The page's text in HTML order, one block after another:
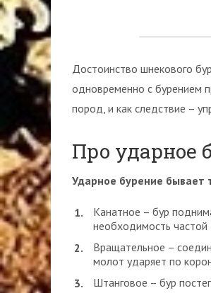
Достоинство шнекового
одновременно с бурением
пород, и как следствие –
Про ударное
Ударное бурение бывает
Канатное – бур
необходимость
Вращательное –
молот ударяет по
Штанговое – бур